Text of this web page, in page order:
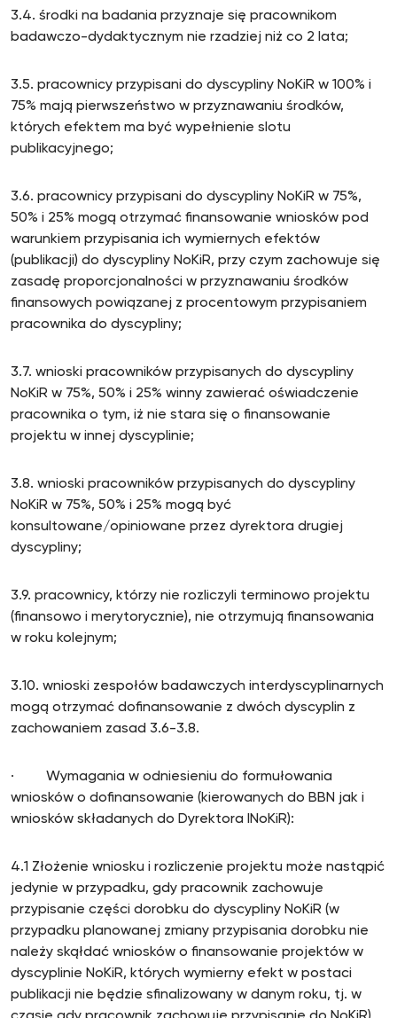
3.4. środki na badania przyznaje się pracownikom
badawczo-dydaktycznym nie rzadziej niż co 2 lata;
3.5. pracownicy przypisani do dyscypliny NoKiR w 100% i
75% mają pierwszeństwo w przyznawaniu środków,
których efektem ma być wypełnienie slotu
publikacyjnego;
3.6. pracownicy przypisani do dyscypliny NoKiR w 75%,
50% i 25% mogą otrzymać finansowanie wniosków pod
warunkiem przypisania ich wymiernych efektów
(publikacji) do dyscypliny NoKiR, przy czym zachowuje się
zasadę proporcjonalności w przyznawaniu środków
finansowych powiązanej z procentowym przypisaniem
pracownika do dyscypliny;
3.7. wnioski pracowników przypisanych do dyscypliny
NoKiR w 75%, 50% i 25% winny zawierać oświadczenie
pracownika o tym, iż nie stara się o finansowanie
projektu w innej dyscyplinie;
3.8. wnioski pracowników przypisanych do dyscypliny
NoKiR w 75%, 50% i 25% mogą być
konsultowane/opiniowane przez dyrektora drugiej
dyscypliny;
3.9. pracownicy, którzy nie rozliczyli terminowo projektu
(finansowo i merytorycznie), nie otrzymują finansowania
w roku kolejnym;
3.10. wnioski zespołów badawczych interdyscyplinarnych
mogą otrzymać dofinansowanie z dwóch dyscyplin z
zachowaniem zasad 3.6-3.8.
· Wymagania w odniesieniu do formułowania
wniosków o dofinansowanie (kierowanych do BBN jak i
wniosków składanych do Dyrektora INoKiR):
4.1 Złożenie wniosku i rozliczenie projektu może nastąpić
jedynie w przypadku, gdy pracownik zachowuje
przypisanie części dorobku do dyscypliny NoKiR (w
przypadku planowanej zmiany przypisania dorobku nie
należy skąłdać wniosków o finansowanie projektów w
dyscyplinie NoKiR, których wymierny efekt w postaci
publikacji nie będzie sfinalizowany w danym roku, tj. w